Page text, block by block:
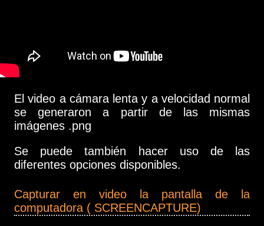
El video a cámara lenta y a velocidad normal
se generaron a partir de las mismas
imágenes .png
Se puede también hacer uso de las
diferentes opciones disponibles.
Capturar en video la pantalla de la
computadora ( SCREENCAPTURE)